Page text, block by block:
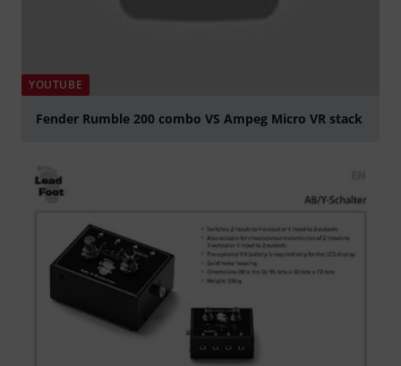
YOUTUBE
Fender Rumble 200 combo VS Ampeg Micro VR stack